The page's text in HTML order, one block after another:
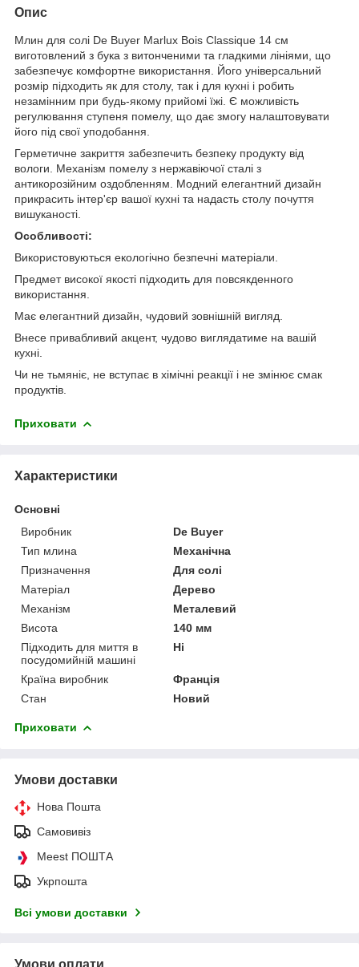
Опис
Млин для солі De Buyer Marlux Bois Classique 14 см
виготовлений з бука з витонченими та гладкими лініями, що
забезпечує комфортне використання. Його універсальний
розмір підходить як для столу, так і для кухні і робить
незамінним при будь-якому прийомі їжі. Є можливість
регулювання ступеня помелу, що дає змогу налаштовувати
його під свої уподобання.
Герметичне закриття забезпечить безпеку продукту від
вологи. Механізм помелу з нержавіючої сталі з
антикорозійним оздобленням. Модний елегантний дизайн
прикрасить інтер'єр вашої кухні та надасть столу почуття
вишуканості.
Особливості:
Використовуються екологічно безпечні матеріали.
Предмет високої якості підходить для повсякденного
використання.
Має елегантний дизайн, чудовий зовнішній вигляд.
Внесе привабливий акцент, чудово виглядатиме на вашій
кухні.
Чи не тьмяніє, не вступає в хімічні реакції і не змінює смак
продуктів.
Приховати
Характеристики
Основні
Виробник
De Buyer
Тип млина
Механічна
Призначення
Для солі
Матеріал
Дерево
Механізм
Металевий
Висота
140 мм
Підходить для миття в
посудомийній машині
Ні
Країна виробник
Франція
Стан
Новий
Приховати
Умови доставки
Нова Пошта
Самовивіз
Meest ПОШТА
Укрпошта
Всі умови доставки
Умови оплати